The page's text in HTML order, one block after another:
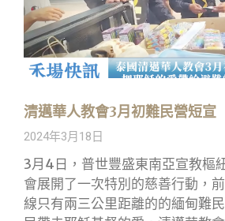
清邁華人教會3月初難民營短宣
2024年3月18日
3月4日，普世豐盛東南亞宣教樞
會展開了一次特別的慈善行動，
線只有兩三公里距離的的緬甸難